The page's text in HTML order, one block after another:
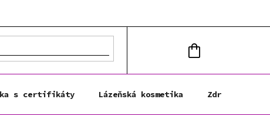
KOŠÍK
s certifikáty Lázeňská kosmetika Zdravá výživa